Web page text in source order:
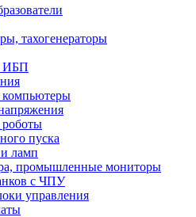
тахогенераторы
ИБП
пуска
ламп
промышленные мониторы
с ЧПУ
управления